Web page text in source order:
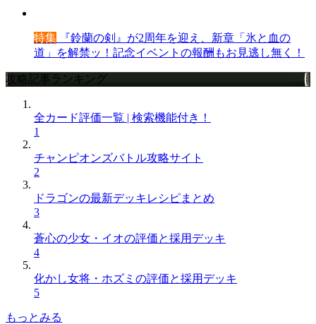
特集 『鈴蘭の剣』が2周年を迎え、新章「氷と血の
道」を解禁ッ！記念イベントの報酬もお見逃し無く！
攻略記事ランキング
全カード評価一覧 | 検索機能付き！
1
チャンピオンズバトル攻略サイト
2
ドラゴンの最新デッキレシピまとめ
3
蒼心の少女・イオの評価と採用デッキ
4
化かし女将・ホズミの評価と採用デッキ
5
もっとみる